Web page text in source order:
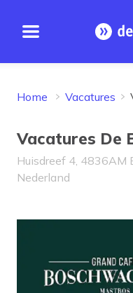
Open menu
Home Vacatures
Vacatures De
Huisdreef 4, 4836AM
Nederland